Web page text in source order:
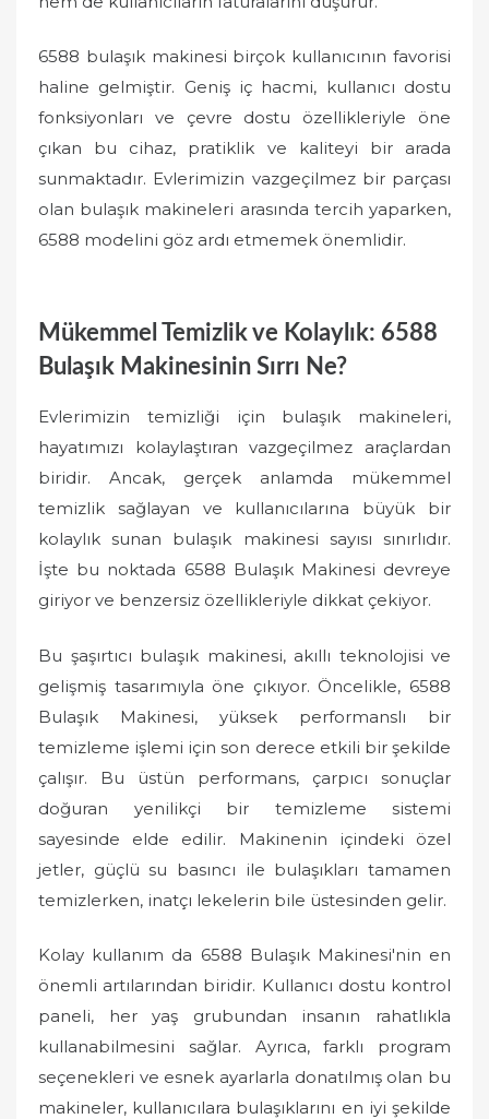
6588 bulaşık makinesi birçok kullanıcının favorisi
haline gelmiştir. Geniş iç hacmi, kullanıcı dostu
fonksiyonları ve çevre dostu özellikleriyle öne
çıkan bu cihaz, pratiklik ve kaliteyi bir arada
sunmaktadır. Evlerimizin vazgeçilmez bir parçası
olan bulaşık makineleri arasında tercih yaparken,
6588 modelini göz ardı etmemek önemlidir.
Mükemmel Temizlik ve Kolaylık: 6588
Bulaşık Makinesinin Sırrı Ne?
Evlerimizin temizliği için bulaşık makineleri,
hayatımızı kolaylaştıran vazgeçilmez araçlardan
biridir. Ancak, gerçek anlamda mükemmel
temizlik sağlayan ve kullanıcılarına büyük bir
kolaylık sunan bulaşık makinesi sayısı sınırlıdır.
İşte bu noktada 6588 Bulaşık Makinesi devreye
giriyor ve benzersiz özellikleriyle dikkat çekiyor.
Bu şaşırtıcı bulaşık makinesi, akıllı teknolojisi ve
gelişmiş tasarımıyla öne çıkıyor. Öncelikle, 6588
Bulaşık Makinesi, yüksek performanslı bir
temizleme işlemi için son derece etkili bir şekilde
çalışır. Bu üstün performans, çarpıcı sonuçlar
doğuran yenilikçi bir temizleme sistemi
sayesinde elde edilir. Makinenin içindeki özel
jetler, güçlü su basıncı ile bulaşıkları tamamen
temizlerken, inatçı lekelerin bile üstesinden gelir.
Kolay kullanım da 6588 Bulaşık Makinesi'nin en
önemli artılarından biridir. Kullanıcı dostu kontrol
paneli, her yaş grubundan insanın rahatlıkla
kullanabilmesini sağlar. Ayrıca, farklı program
seçenekleri ve esnek ayarlarla donatılmış olan bu
makineler, kullanıcılara bulaşıklarını en iyi şekilde